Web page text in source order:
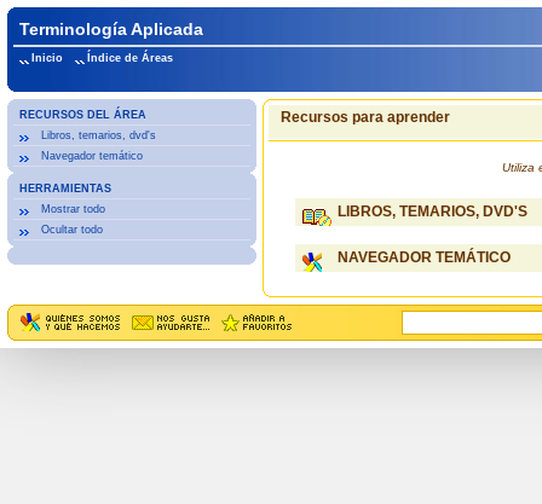
Terminología Aplicada
Inicio Índice de Áreas
RECURSOS DEL ÁREA
Libros, temarios, dvd's
Navegador temático
HERRAMIENTAS
Mostrar todo
Ocultar todo
Recursos para aprender
Utiliza
LIBROS, TEMARIOS, DVD'S
NAVEGADOR TEMÁTICO